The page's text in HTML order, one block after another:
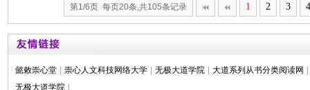
第1/6页 每页20条,共105条记录 1 2 3 4
懿敕崇心堂 崇心人文科技网络大学 无极大道学院 大道系列从书分类阅读网
无极大道学院